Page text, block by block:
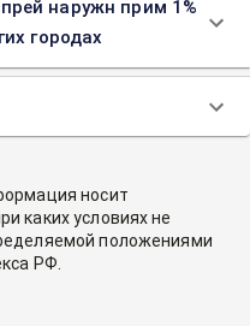
наружн прим 1%
городах
носит
каких условиях не
положениями
РФ.